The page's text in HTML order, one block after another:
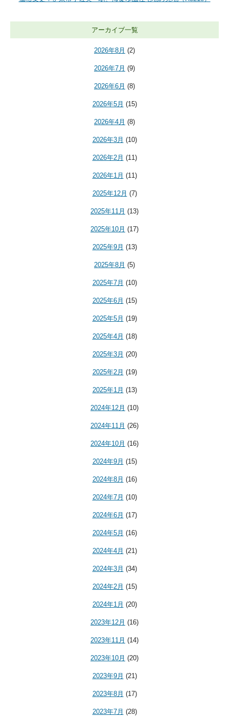
アーカイブ一覧
2026年8月 (2)
2026年7月 (9)
2026年6月 (8)
2026年5月 (15)
2026年4月 (8)
2026年3月 (10)
2026年2月 (11)
2026年1月 (11)
2025年12月 (7)
2025年11月 (13)
2025年10月 (17)
2025年9月 (13)
2025年8月 (5)
2025年7月 (10)
2025年6月 (15)
2025年5月 (19)
2025年4月 (18)
2025年3月 (20)
2025年2月 (19)
2025年1月 (13)
2024年12月 (10)
2024年11月 (26)
2024年10月 (16)
2024年9月 (15)
2024年8月 (16)
2024年7月 (10)
2024年6月 (17)
2024年5月 (16)
2024年4月 (21)
2024年3月 (34)
2024年2月 (15)
2024年1月 (20)
2023年12月 (16)
2023年11月 (14)
2023年10月 (20)
2023年9月 (21)
2023年8月 (17)
2023年7月 (28)